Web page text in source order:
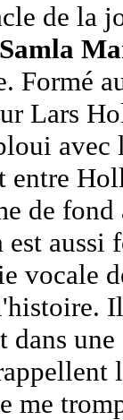
de la
Samla
Formé
Lars
avec
de
est
vocale
me